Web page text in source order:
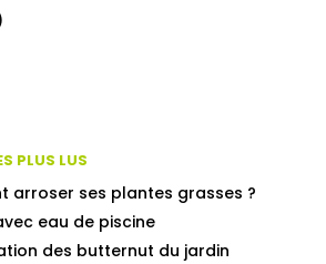
PLUS LUS
arroser ses plantes grasses ?
eau de piscine
des butternut du jardin